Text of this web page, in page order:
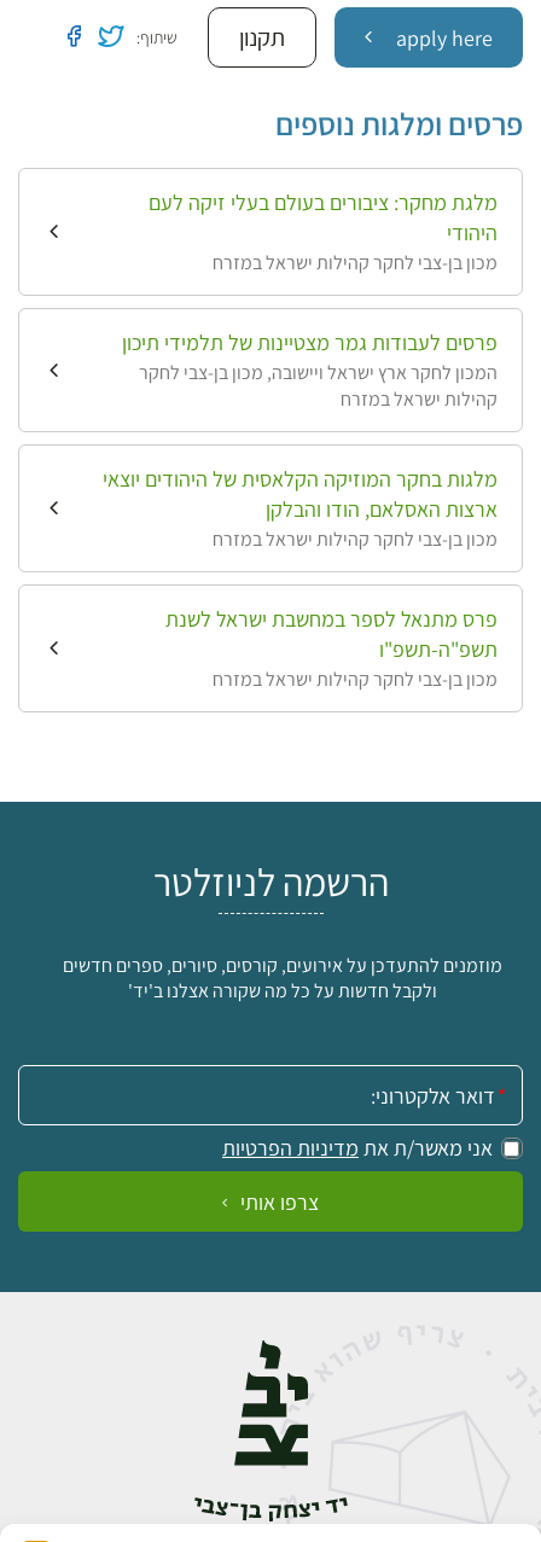
apply here תקנון שיתוף: שתףשתף
פרסים ומלגות נוספים
מלגת מחקר: ציבורים בעולם בעלי זיקה לעם
היהודי
מכון בן-צבי לחקר קהילות ישראל במזרח
פרסים לעבודות גמר מצטיינות של תלמידי תיכון
המכון לחקר ארץ ישראל ויישובה, מכון בן-צבי לחקר
קהילות ישראל במזרח
מלגות בחקר המוזיקה הקלאסית של היהודים יוצאי
ארצות האסלאם, הודו והבלקן
מכון בן-צבי לחקר קהילות ישראל במזרח
פרס מתנאל לספר במחשבת ישראל לשנת
תשפ"ה-תשפ"ו
מכון בן-צבי לחקר קהילות ישראל במזרח
הרשמה לניוזלטר
מוזמנים להתעדכן על אירועים, קורסים, סיורים, ספרים חדשים
ולקבל חדשות על כל מה שקורה אצלנו ב'יד'
אימייל:
אני מאשר/ת את מדיניות הפרטיות
צרפו אותי